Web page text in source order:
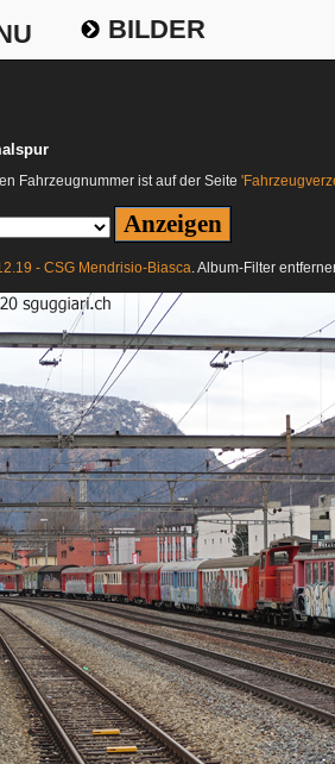
BILDER
Fahrzeugnummer ist auf der Seite
- CSG Mendrisio-Biasca. Album-Filter